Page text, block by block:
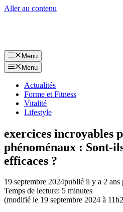
Aller au contenu
Menu
Menu
Actualités
Forme et Fitness
Vitalité
Lifestyle
exercices incroyables
phénoménaux : Sont-
efficaces ?
19 septembre 2024publié il y a 2 ans
Temps de lecture: 5 minutes
(modifié le 19 septembre 2024 à